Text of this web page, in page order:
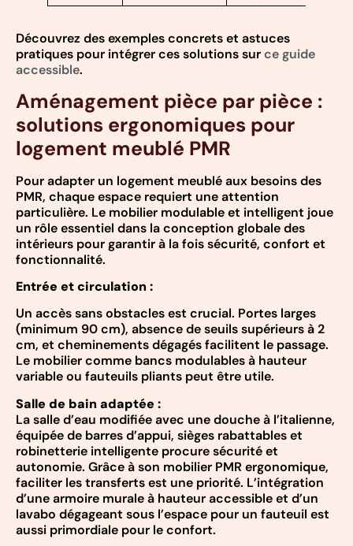
Découvrez des exemples concrets et astuces
pratiques pour intégrer ces solutions surce guide
accessible.
Aménagement pièce par pièce :
solutions ergonomiques pour
logement meublé PMR
Pour adapter un logement meublé aux besoins des
PMR, chaque espace requiert une attention
particulière. Le mobilier modulable et intelligent joue
un rôle essentiel dans la conception globale des
intérieurs pour garantir à la fois sécurité, confort et
fonctionnalité.
Entrée et circulation :
Un accès sans obstacles est crucial. Portes larges
(minimum 90 cm), absence de seuils supérieurs à 2
cm, et cheminements dégagés facilitent le passage.
Le mobilier comme bancs modulables à hauteur
variable ou fauteuils pliants peut être utile.
Salle de bain adaptée :
La salle d’eau modifiée avec une douche à l’italienne,
équipée de barres d’appui, sièges rabattables et
robinetterie intelligente procure sécurité et
autonomie. Grâce à son mobilier PMR ergonomique,
faciliter les transferts est une priorité. L’intégration
d’une armoire murale à hauteur accessible et d’un
lavabo dégageant sous l’espace pour un fauteuil est
aussi primordiale pour le confort.